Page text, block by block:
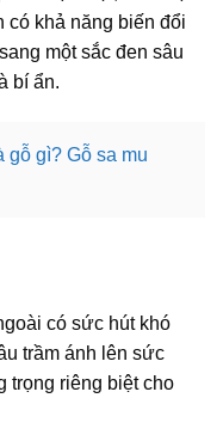
có khả năng biến đổi
một sắc đen sâu
bí ẩn.
gỗ gì? Gỗ sa mu
có sức hút khó
trầm ánh lên sức
trọng riêng biệt cho